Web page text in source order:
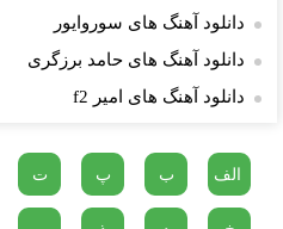
دانلود آهنگ های سوروایور
دانلود آهنگ های حامد برزگری
دانلود آهنگ های امیر f2
الف ب پ ت